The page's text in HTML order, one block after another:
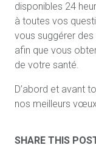
disponibles 24
à toutes vos
vous suggérer
afin que vous
de votre santé.
D’abord et avant
nos meilleurs
SHARE THIS